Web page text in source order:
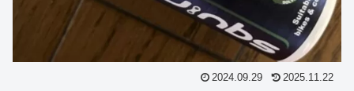
2024.09.29 2025.11.22